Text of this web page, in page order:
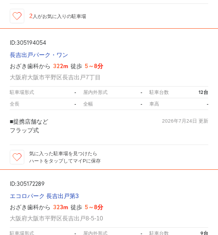
2 人がお気に入りの駐車場
ID:305194054
長吉出戸パーク・ワン
おざき歯科から 322m 徒歩 5～8分
大阪府大阪市平野区長吉出戸7丁目
駐車場形式 - 屋内外形式 - 駐車台数 12台
全長 - 全幅 - 車高 -
2026年7月24日 更新
■提携店舗など
フラップ式
気に入った駐車場を見つけたら
ハートをタップしてマイPに保存
ID:305172289
エコロパーク 長吉出戸第3
おざき歯科から 323m 徒歩 5～8分
大阪府大阪市平野区長吉出戸8-5-10
駐車場形式 - 屋内外形式 - 駐車台数 9台